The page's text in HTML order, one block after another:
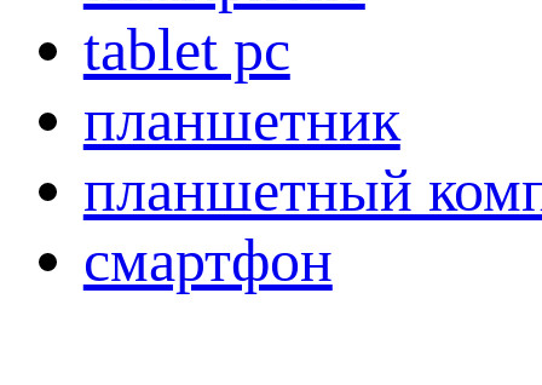
tablet pc
планшетник
планшетный
смартфон